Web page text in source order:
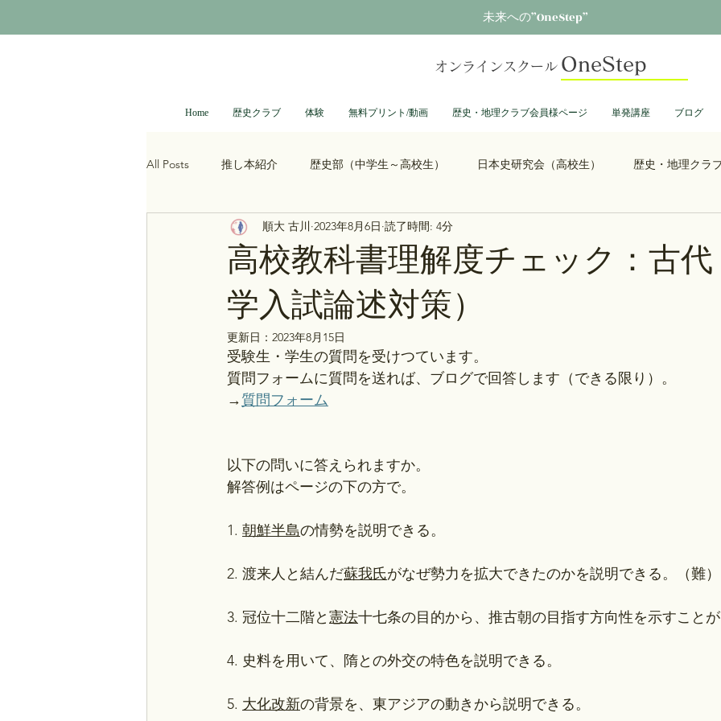
未来への”OneStep”
オンラインスクール OneStep
Home 歴史クラブ 体験 無料プリント/動画 歴史・地理クラブ会員様ページ 単発講座 ブログ
All Posts 推し本紹介 歴史部（中学生～高校生） 日本史研究会（高校生） 歴史・地理クラ
大河ドラマ べらぼう 光る君へ 鎌倉殿の13人
青木裕司と中島浩二の世界史ch 総理大臣列伝
レトロゲーム 科学・技術史 大学受験 豊臣兄弟
高校教科書理解度チェック：古
学入試論述対策）
順大 古川 2023年8月6日 読了時間: 4分
更新日： 2023年8月15日
受験生・学生の質問を受けつています。
質問フォームに質問を送れば、ブログで回答します（できる限り）。
→質問フォーム
以下の問いに答えられますか。
解答例はページの下の方で。
1. 朝鮮半島の情勢を説明できる。
2. 渡来人と結んだ蘇我氏がなぜ勢力を拡大できたのかを説明できる。（難）
3. 冠位十二階と憲法十七条の目的から、推古朝の目指す方向性を示すこと
4. 史料を用いて、隋との外交の特色を説明できる。
5. 大化改新の背景を、東アジアの動きから説明できる。